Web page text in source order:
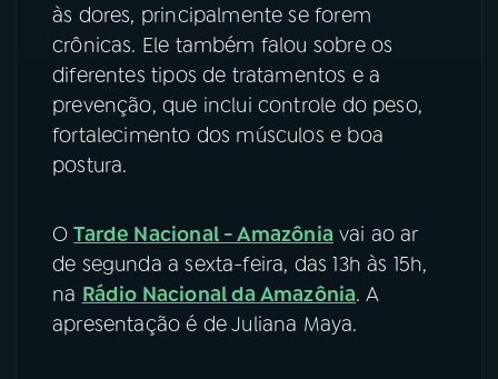
às dores, principalmente se forem
crônicas. Ele também falou sobre os
diferentes tipos de tratamentos e a
prevenção, que inclui controle do peso,
fortalecimento dos músculos e boa
postura.
OTarde Nacional - Amazônia vai ao ar
de segunda a sexta-feira, das 13h às 15h,
na Rádio Nacional da Amazônia. A
apresentação é de Juliana Maya.